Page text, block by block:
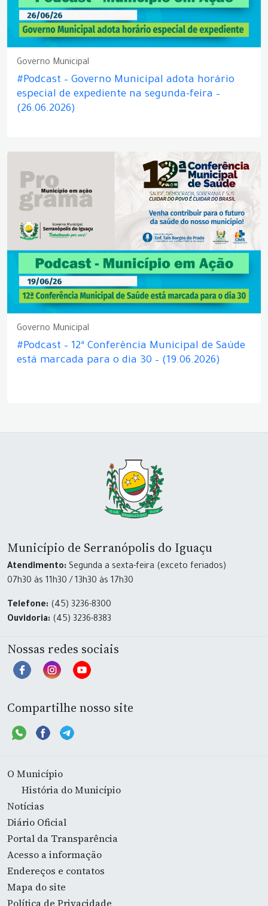
Governo Municipal
#Podcast – Governo Municipal adota horário
especial de expediente na segunda-feira –
(26.06.2026)
Governo Municipal
#Podcast – 12ª Conferência Municipal de Saúde
está marcada para o dia 30 – (19.06.2026)
Município de Serranópolis do Iguaçu
Atendimento: Segunda a sexta-feira (exceto feriados)
07h30 às 11h30 / 13h30 às 17h30
Telefone: (45) 3236-8300
Ouvidoria: (45) 3236-8383
Nossas redes sociais
Compartilhe nosso site
O Município
História do Município
Notícias
Diário Oficial
Portal da Transparência
Acesso a informação
Endereços e contatos
Mapa do site
Política de Privacidade